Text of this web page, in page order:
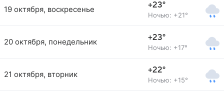
19 октября, воскресенье +23°
Ночью: +21°
20 октября, понедельник +23°
Ночью: +17°
21 октября, вторник +22°
Ночью: +15°